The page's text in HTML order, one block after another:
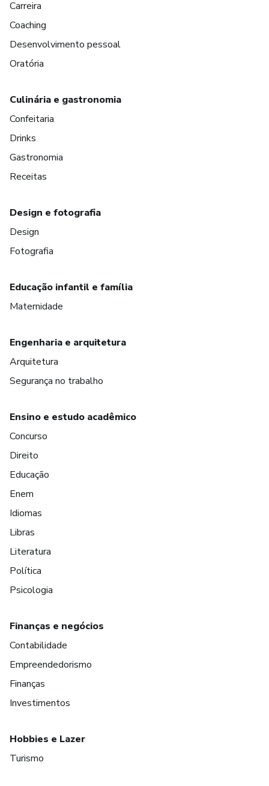
Carreira
Coaching
Desenvolvimento pessoal
Oratória
Culinária e gastronomia
Confeitaria
Drinks
Gastronomia
Receitas
Design e fotografia
Design
Fotografia
Educação infantil e família
Maternidade
Engenharia e arquitetura
Arquitetura
Segurança no trabalho
Ensino e estudo acadêmico
Concurso
Direito
Educação
Enem
Idiomas
Libras
Literatura
Política
Psicologia
Finanças e negócios
Contabilidade
Empreendedorismo
Finanças
Investimentos
Hobbies e Lazer
Turismo